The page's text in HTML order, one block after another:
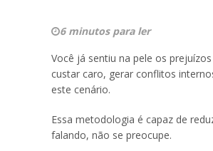
6 minutos para ler
Você já sentiu na pele os
custar caro, gerar conflitos
este cenário.
Essa metodologia é capaz de
falando, não se preocupe.